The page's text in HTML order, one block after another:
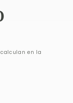
calculan en la